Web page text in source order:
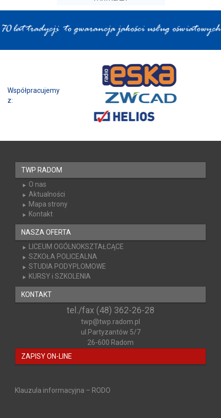
Współpracujemy z:
TWP RADOM
O nas
Aktualności
Mapa strony
Kontakt
NASZA OFERTA
LICEUM OGÓLNOKSZTAŁCĄCE
SZKOŁA POLICEALNA
STUDIA PODYPLOMOWE
KURSY i SZKOLENIA
KONTAKT
tel./fax (48) 362-26-28
twp@twp.radom.pl
ul.Partyzantów 5/7
26-600 Radom
ZAPISY ON-LINE
Klauzula informacyjna – RODO